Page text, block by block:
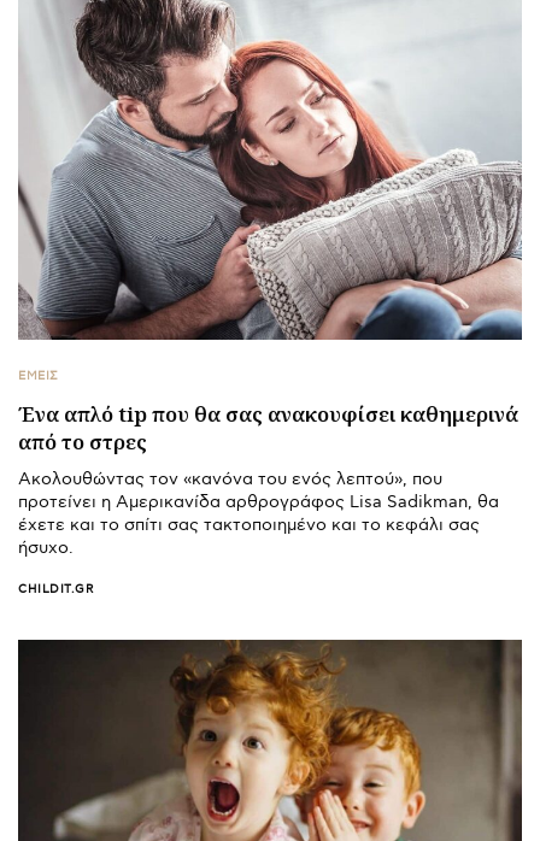
ΕΜΕΙΣ
Ένα απλό tip που θα σας ανακουφίσει καθημερινά
από το στρες
Ακολουθώντας τον «κανόνα του ενός λεπτού», που
προτείνει η Αμερικανίδα αρθρογράφος Lisa Sadikman, θα
έχετε και το σπίτι σας τακτοποιημένο και το κεφάλι σας
ήσυχο.
CHILDIT.GR